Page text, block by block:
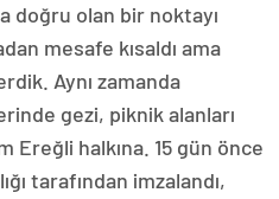
doğru olan bir noktayı
mesafe kısaldı ama
Aynı zamanda
gezi, piknik alanları
Ereğli halkına. 15 gün önce
tarafından imzalandı,